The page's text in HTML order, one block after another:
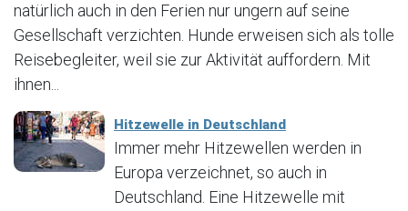
natürlich auch in den Ferien nur ungern auf seine
Gesellschaft verzichten. Hunde erweisen sich als tolle
Reisebegleiter, weil sie zur Aktivität auffordern. Mit
ihnen...
Hitzewelle in Deutschland
Immer mehr Hitzewellen werden in
Europa verzeichnet, so auch in
Deutschland. Eine Hitzewelle mit